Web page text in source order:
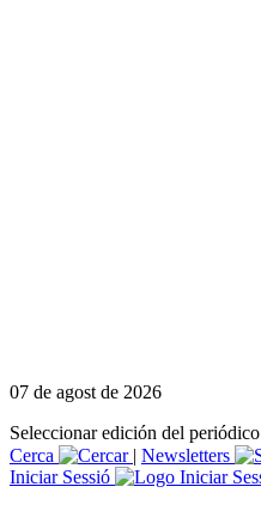
07 de agost de 2026
Seleccionar edición del periódico
Cerca
| Newsletters
Iniciar Sessió